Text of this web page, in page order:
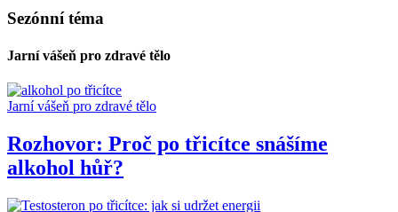
Sezónní téma
Jarní vášeň pro zdravé tělo
Jarní vášeň pro zdravé tělo
Rozhovor: Proč po třicítce snášíme
alkohol hůř?